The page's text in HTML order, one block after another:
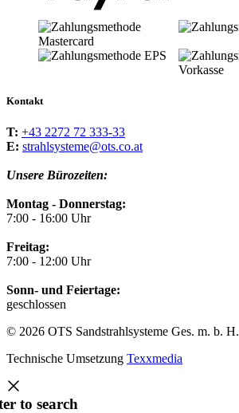
Kontakt
T: +43 2272 72 333-33
E: strahlsysteme@ots.co.at
Unsere Bürozeiten:
Montag - Donnerstag:
7:00 - 16:00 Uhr
Freitag:
7:00 - 12:00 Uhr
Sonn- und Feiertage:
geschlossen
© 2026 OTS Sandstrahlsysteme Ges. m. b. H.
Technische Umsetzung Texxmedia
to search